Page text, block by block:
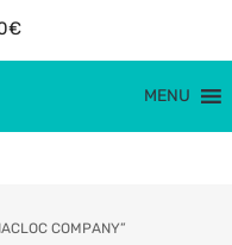
€
MENU
COMPANY”